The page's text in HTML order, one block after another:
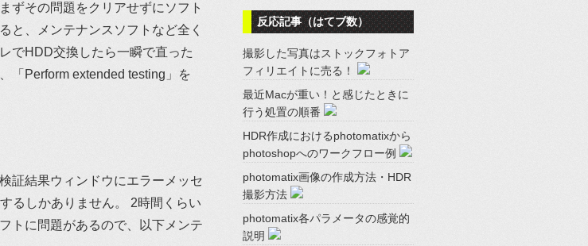
ずその問題をクリアせずにソフト
と、メンテナンスソフトなど全く
でHDD交換したら一瞬で直った
「Perform extended testing」を
証結果ウィンドウにエラーメッセ
るしかありません。 2時間くらい
トに問題があるので、以下メンテ
反応記事（はてブ数）
撮影した写真はストックフォトア
フィリエイトに売る！
最近Macが重い！と感じたときに
行う処置の順番
HDR作成におけるphotomatixから
photoshopへのワークフロー例
photomatix画像の作成方法・HDR
撮影方法
photomatix各パラメータの感覚的
説明